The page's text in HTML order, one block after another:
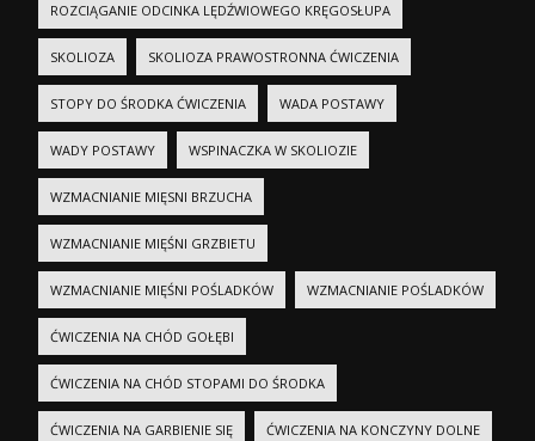
ROZCIĄGANIE ODCINKA LĘDŹWIOWEGO KRĘGOSŁUPA
SKOLIOZA SKOLIOZA PRAWOSTRONNA ĆWICZENIA
STOPY DO ŚRODKA ĆWICZENIA WADA POSTAWY
WADY POSTAWY WSPINACZKA W SKOLIOZIE
WZMACNIANIE MIĘSNI BRZUCHA
WZMACNIANIE MIĘŚNI GRZBIETU
WZMACNIANIE MIĘŚNI POŚLADKÓW WZMACNIANIE POŚLADKÓW
ĆWICZENIA NA CHÓD GOŁĘBI
ĆWICZENIA NA CHÓD STOPAMI DO ŚRODKA
ĆWICZENIA NA GARBIENIE SIĘ ĆWICZENIA NA KONCZYNY DOLNE